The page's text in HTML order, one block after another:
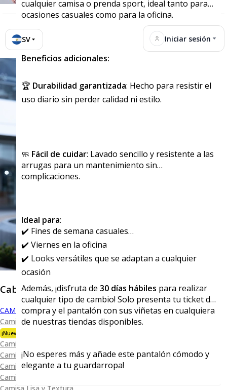
SV Iniciar sesión
Caballero
CAMISAS
Camisa Premium Bambú
¡Nueva Colección!
Camisa Blanca
Camisa Performance
Camisa Piqué
Camisa Oxford
cualquier camisa o prenda sport, ideal tanto para
ocasiones casuales como para la oficina.
Beneficios adicionales:
🏆 Durabilidad garantizada: Hecho para resistir el
uso diario sin perder calidad ni estilo.
🧼 Fácil de cuidar: Lavado sencillo y resistente a las
arrugas para un mantenimiento sin
complicaciones.
Ideal para:
✔️ Fines de semana casuales
✔️ Viernes en la oficina
✔️ Looks versátiles que se adaptan a cualquier
ocasión
Además, ¡disfruta de 30 días hábiles para realizar
cualquier tipo de cambio! Solo presenta tu ticket de
compra y el pantalón con sus viñetas en cualquiera
de nuestras tiendas disponibles.
¡No esperes más y añade este pantalón cómodo y
elegante a tu guardarropa!